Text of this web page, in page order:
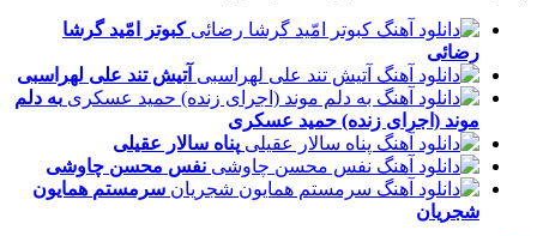
کبوتر امّید گرشا
رضائی
آتیش تند علی لهراسبی
به دلم
موند (اجرای زنده) حمید عسکری
پناه سالار عقیلی
نفس محسن چاوشی
سرمستم همایون
شجریان